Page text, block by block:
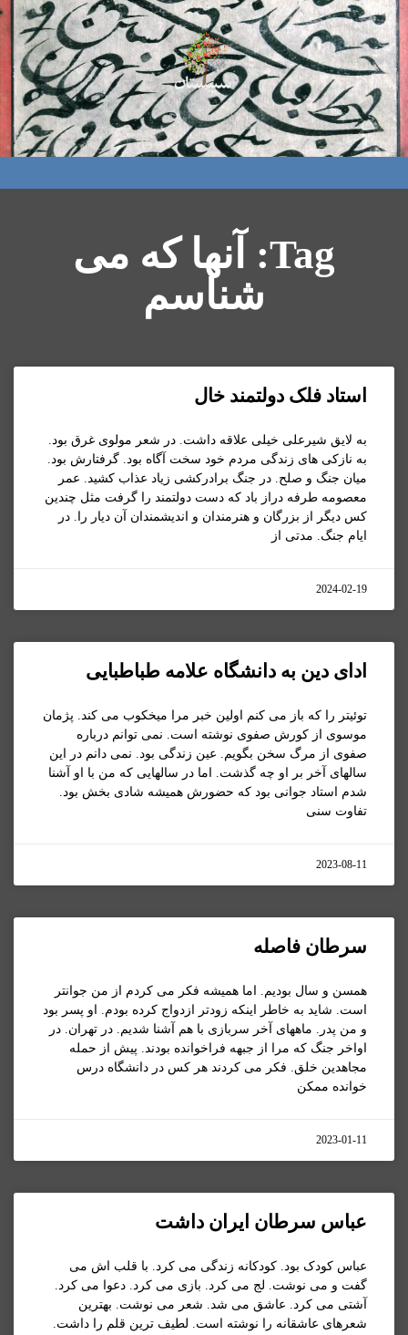
Tag: آنها که می
شناسم
استاد فلک دولتمند خال
به لایق شیرعلی خیلی علاقه داشت. در شعر مولوی غرق بود.
به نازکی های زندگی مردم خود سخت آگاه بود. گرفتارش بود.
میان جنگ و صلح. در جنگ برادرکشی زیاد عذاب کشید. عمر
معصومه طرفه دراز باد که دست دولتمند را گرفت مثل چندین
کس دیگر از بزرگان و هنرمندان و اندیشمندان آن دیار را. در
ایام جنگ. مدتی از
2024-02-19
ادای دین به دانشگاه علامه طباطبایی
توئیتر را که باز می کنم اولین خبر مرا میخکوب می کند. پژمان
موسوی از کورش صفوی نوشته است. نمی توانم درباره
صفوی از مرگ سخن بگویم. عین زندگی بود. نمی دانم در این
سالهای آخر بر او چه گذشت. اما در سالهایی که من با او آشنا
شدم استاد جوانی بود که حضورش همیشه شادی بخش بود.
تفاوت سنی
2023-08-11
سرطان فاصله
همسن و سال بودیم. اما همیشه فکر می کردم از من جوانتر
است. شاید به خاطر اینکه زودتر ازدواج کرده بودم. او پسر بود
و من پدر. ماههای آخر سربازی با هم آشنا شدیم. در تهران. در
اواخر جنگ که مرا از جبهه فراخوانده بودند. پیش از حمله
مجاهدین خلق. فکر می کردند هر کس در دانشگاه درس
خوانده ممکن
2023-01-11
عباس سرطان ایران داشت
عباس کودک بود. کودکانه زندگی می کرد. با قلب اش می
گفت و می نوشت. لج می کرد. بازی می کرد. دعوا می کرد.
آشتی می کرد. عاشق می شد. شعر می نوشت. بهترین
شعرهای عاشقانه را نوشته است. لطیف ترین قلم را داشت.